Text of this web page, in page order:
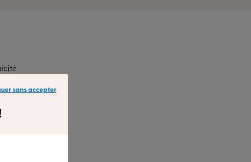
sans accepter